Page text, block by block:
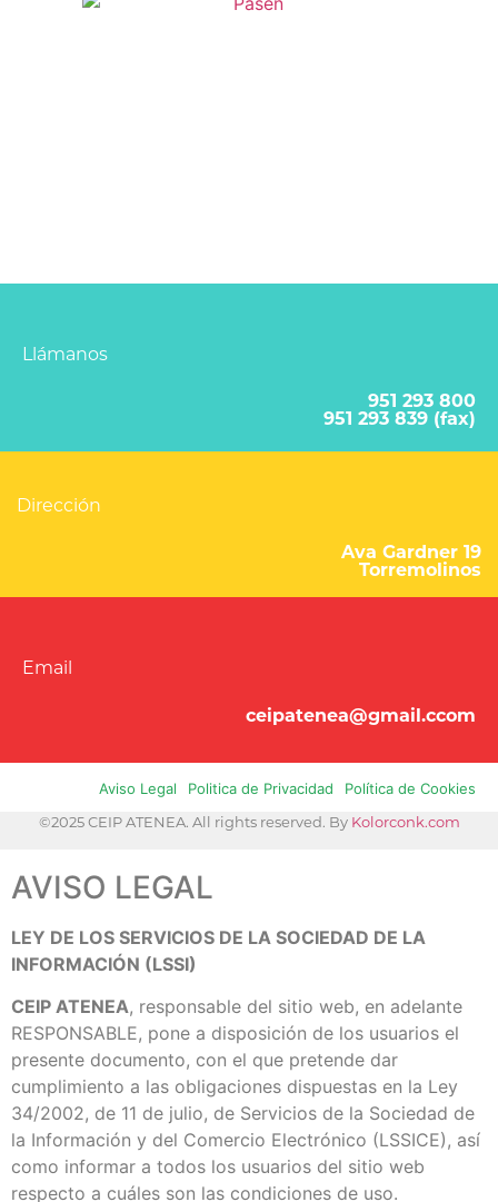
Llámanos
951 293 800
951 293 839 (fax)
Dirección
Ava Gardner 19
Torremolinos
Email
ceipatenea@gmail.ccom
Aviso Legal Politica de Privacidad
Política de Cookies
©2025 CEIP ATENEA. All rights reserved. By Kolorconk.com
AVISO LEGAL
LEY DE LOS SERVICIOS DE LA SOCIEDAD DE LA
INFORMACIÓN (LSSI)
CEIP ATENEA, responsable del sitio web, en adelante
RESPONSABLE, pone a disposición de los usuarios el
presente documento, con el que pretende dar
cumplimiento a las obligaciones dispuestas en la Ley
34/2002, de 11 de julio, de Servicios de la Sociedad de
la Información y del Comercio Electrónico (LSSICE), así
como informar a todos los usuarios del sitio web
respecto a cuáles son las condiciones de uso.